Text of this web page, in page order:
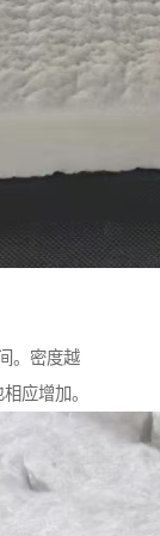
。密度越
应增加。